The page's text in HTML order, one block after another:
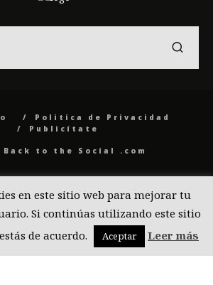
Politica de Privacidad
Publicítate
Back to the Social .com
en este sitio web para mejorar tu
Si continúas utilizando este sitio
de acuerdo.
Aceptar Leer más